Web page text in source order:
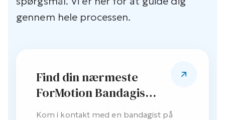
gennem hele processen.
Find din nærmeste
ForMotion Bandagist
klinik
Kom i kontakt med en bandagist på